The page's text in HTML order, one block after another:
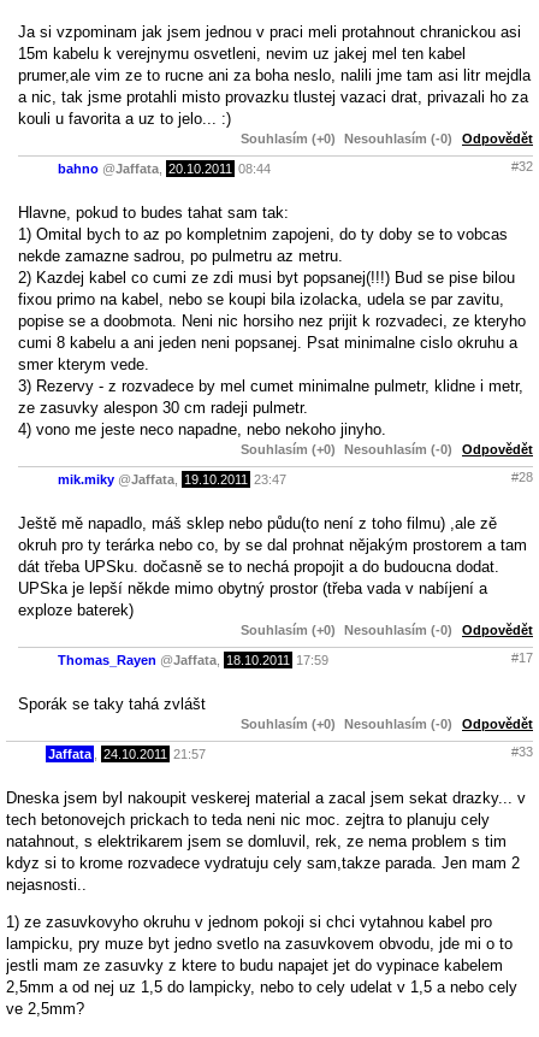
Ja si vzpominam jak jsem jednou v praci meli protahnout chranickou asi
15m kabelu k verejnymu osvetleni, nevim uz jakej mel ten kabel
prumer,ale vim ze to rucne ani za boha neslo, nalili jme tam asi litr mejdla
a nic, tak jsme protahli misto provazku tlustej vazaci drat, privazali ho za
kouli u favorita a uz to jelo... :)
Souhlasím (+0) Nesouhlasím (-0) Odpovědět
bahno @Jaffata 20.10.2011 08:44 #32
Hlavne, pokud to budes tahat sam tak:
1) Omital bych to az po kompletnim zapojeni, do ty doby se to vobcas
nekde zamazne sadrou, po pulmetru az metru.
2) Kazdej kabel co cumi ze zdi musi byt popsanej(!!!) Bud se pise bilou
fixou primo na kabel, nebo se koupi bila izolacka, udela se par zavitu,
popise se a doobmota. Neni nic horsiho nez prijit k rozvadeci, ze kteryho
cumi 8 kabelu a ani jeden neni popsanej. Psat minimalne cislo okruhu a
smer kterym vede.
3) Rezervy - z rozvadece by mel cumet minimalne pulmetr, klidne i metr,
ze zasuvky alespon 30 cm radeji pulmetr.
4) vono me jeste neco napadne, nebo nekoho jinyho.
Souhlasím (+0) Nesouhlasím (-0) Odpovědět
mik.miky @Jaffata 19.10.2011 23:47 #28
Ještě mě napadlo, máš sklep nebo půdu(to není z toho filmu) ,ale zě
okruh pro ty terárka nebo co, by se dal prohnat nějakým prostorem a tam
dát třeba UPSku. dočasně se to nechá propojit a do budoucna dodat.
UPSka je lepší někde mimo obytný prostor (třeba vada v nabíjení a
exploze baterek)
Souhlasím (+0) Nesouhlasím (-0) Odpovědět
Thomas_Rayen @Jaffata 18.10.2011 17:59 #17
Sporák se taky tahá zvlášt
Souhlasím (+0) Nesouhlasím (-0) Odpovědět
Jaffata 24.10.2011 21:57 #33
Dneska jsem byl nakoupit veskerej material a zacal jsem sekat drazky... v
tech betonovejch prickach to teda neni nic moc. zejtra to planuju cely
natahnout, s elektrikarem jsem se domluvil, rek, ze nema problem s tim
kdyz si to krome rozvadece vydratuju cely sam,takze parada. Jen mam 2
nejasnosti..
1) ze zasuvkovyho okruhu v jednom pokoji si chci vytahnou kabel pro
lampicku, pry muze byt jedno svetlo na zasuvkovem obvodu, jde mi o to
jestli mam ze zasuvky z ktere to budu napajet jet do vypinace kabelem
2,5mm a od nej uz 1,5 do lampicky, nebo to cely udelat v 1,5 a nebo cely
ve 2,5mm?